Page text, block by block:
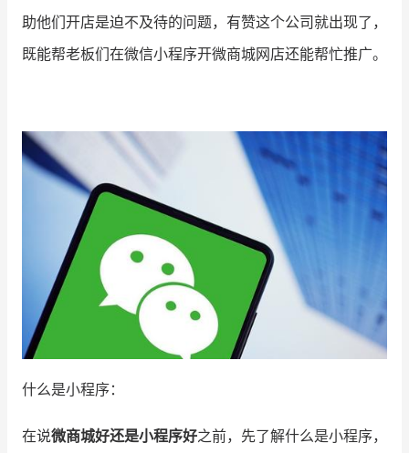
培训课程
私域课程 新零售内参
增长俱乐部 有赞商盟
商家社区
合作共进
入驻有赞 认证代理商
认证服务商 设计服务商
有赞云 数据通服务
助他们开店是迫不及待的问题，有赞这个公司就出现了，
既能帮老板们在微信小程序开微商城网店还能帮忙推广。
什么是小程序：
在说微商城好还是小程序好之前，先了解什么是小程序，